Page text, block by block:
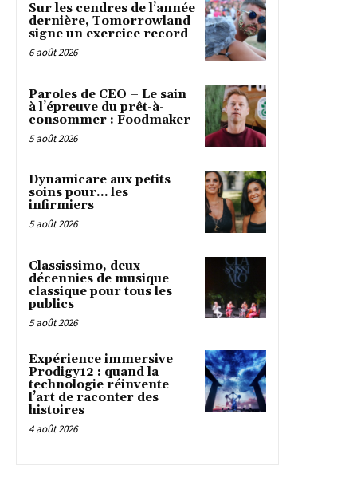
Sur les cendres de l’année
dernière, Tomorrowland
signe un exercice record
6 août 2026
Paroles de CEO – Le sain
à l’épreuve du prêt-à-
consommer : Foodmaker
5 août 2026
Dynamicare aux petits
soins pour… les
infirmiers
5 août 2026
Classissimo, deux
décennies de musique
classique pour tous les
publics
5 août 2026
Expérience immersive
Prodigy12 : quand la
technologie réinvente
l’art de raconter des
histoires
4 août 2026